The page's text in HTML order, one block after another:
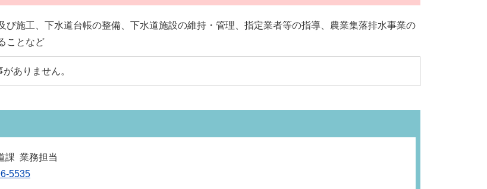
び施工、下水道台帳の整備、下水道施設の維持・管理、指定業者等の指導、農業集落排水事業の
ことなど
ありません。
課 業務担当